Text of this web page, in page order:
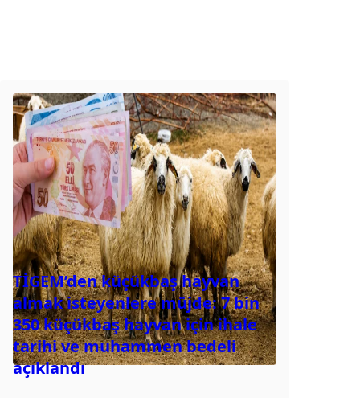
TİGEM’den küçükbaş hayvan
almak isteyenlere müjde: 7 bin
350 küçükbaş hayvan için ihale
tarihi ve muhammen bedeli
açıklandı